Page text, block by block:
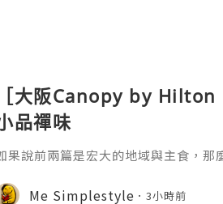
［大阪Canopy by Hilton
品禪味
果說前兩篇是宏大的地域與主食，那
，是極其講究時間與溫度的科學。日
Me Simplestyle 3小時前